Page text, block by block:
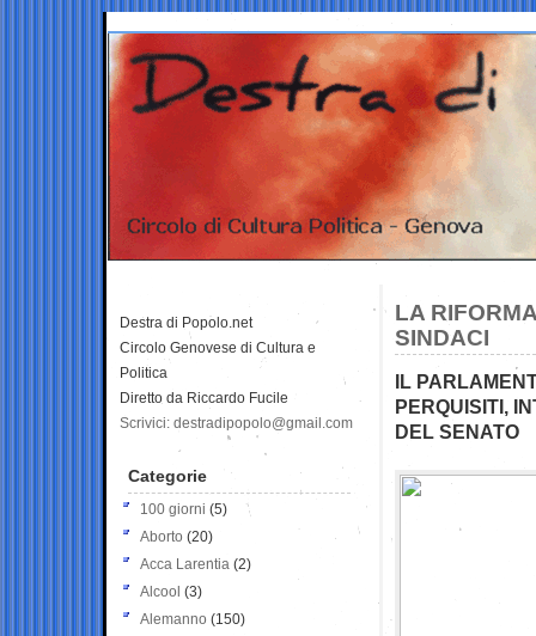
LA
SINDACI
IL
PERQUISITI,
DEL SENATO
Destra di Popolo.net
Circolo Genovese di Cultura e
Politica
Diretto da Riccardo Fucile
Scrivici: destradipopolo@gmail.com
Categorie
100 giorni (5)
Aborto (20)
Acca Larentia (2)
Alcool (3)
Alemanno (150)